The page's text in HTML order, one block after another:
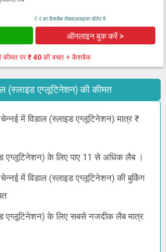
₹ 4 का कैशबैक लैब्सएडवाइजर वॉलेट में
ऑनलाइन बुक करें >
कीमत पर₹ 40 की बचत + कैशबैक
(स्लाइड एग्लूटिनेशन) की कीमत
चेन्नई में विडाल (स्लाइड एग्लूटिनेशन) मात्र ₹
एग्लूटिनेशन) के लिए पाए 11 से अधिक लैब ।
चेन्नई में विडाल (स्लाइड एग्लूटिनेशन) की बुकिंग
एग्लूटिनेशन) के लिए सबसे नजदीक लैब मात्र